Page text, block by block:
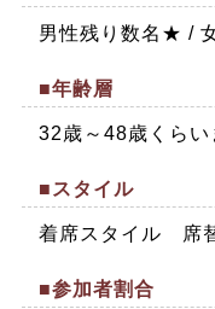
男性残り数名★ /
■年齢層
32歳～48歳くらい
■スタイル
着席スタイル 席
■参加者割合